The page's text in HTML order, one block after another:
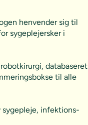
henvender sig til
sygeplejersker i
databaseret
til alle
infektions-